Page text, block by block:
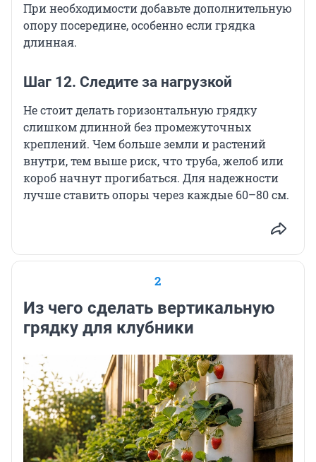
При необходимости добавьте дополнительную
опору посередине, особенно если грядка
длинная.
Шаг 12. Следите за нагрузкой
Не стоит делать горизонтальную грядку
слишком длинной без промежуточных
креплений. Чем больше земли и растений
внутри, тем выше риск, что труба, желоб или
короб начнут прогибаться. Для надежности
лучше ставить опоры через каждые 60–80 см.
2
Из чего сделать вертикальную
грядку для клубники